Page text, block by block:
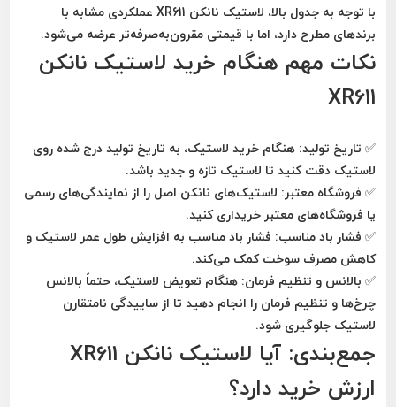
با توجه به جدول بالا، لاستیک نانکن XR611
عملکردی مشابه با
برندهای مطرح دارد، اما با قیمتی مقرون‌به‌صرفه‌تر عرضه می‌شود.
نکات مهم هنگام خرید لاستیک نانکن
XR611
✅ تاریخ تولید: هنگام خرید لاستیک، به تاریخ تولید درج شده روی
لاستیک دقت کنید تا لاستیک تازه و جدید باشد.
✅ فروشگاه معتبر: لاستیک‌های نانکن اصل را از نمایندگی‌های رسمی
یا فروشگاه‌های معتبرخریداری کنید.
✅ فشار باد مناسب: فشار باد مناسب به افزایش طول عمر لاستیک و
کاهش مصرف سوختکمک می‌کند.
✅ بالانس و تنظیم فرمان: هنگام تعویض لاستیک، حتماً بالانس
چرخ‌ها و تنظیم فرمان را انجام دهید تا از ساییدگی نامتقارن
لاستیک جلوگیری شود.
جمع‌بندی: آیا لاستیک نانکن XR611
ارزش خرید دارد؟